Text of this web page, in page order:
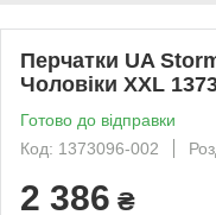
Перчатки UA
Чоловіки XXL
Готово до відправки
Код: 1373096-002
2 386 ₴